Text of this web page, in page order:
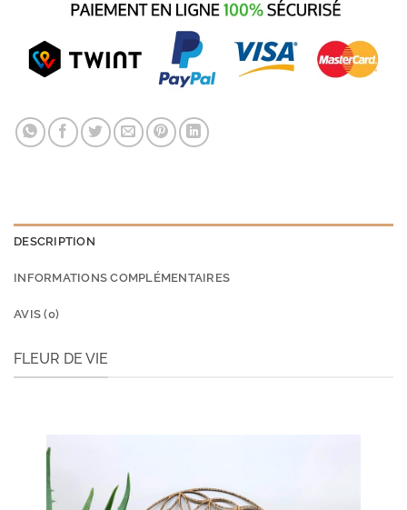
DESCRIPTION
INFORMATIONS COMPLÉMENTAIRES
AVIS (0)
FLEUR DE VIE